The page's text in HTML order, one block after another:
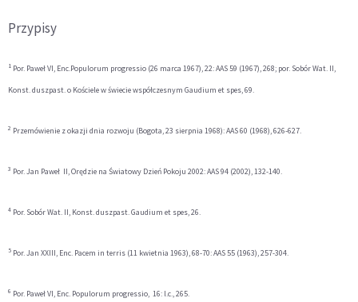
Przypisy
1 Por. Paweł VI, Enc.Populorum progressio (26 marca 1967), 22: AAS 59 (1967), 268; por. Sobór Wat. II,
Konst. duszpast. o Kościele w świecie współczesnym Gaudium et spes, 69.
2 Przemówienie z okazji dnia rozwoju (Bogota, 23 sierpnia 1968): AAS 60 (1968), 626-627.
3 Por. Jan Paweł II, Orędzie na Światowy Dzień Pokoju 2002: AAS 94 (2002), 132-140.
4 Por. Sobór Wat. II, Konst. duszpast. Gaudium et spes, 26.
5 Por. Jan XXIII, Enc. Pacem in terris (11 kwietnia 1963), 68-70: AAS 55 (1963), 257-304.
6 Por. Paweł VI, Enc. Populorum progressio, 16: l.c., 265.